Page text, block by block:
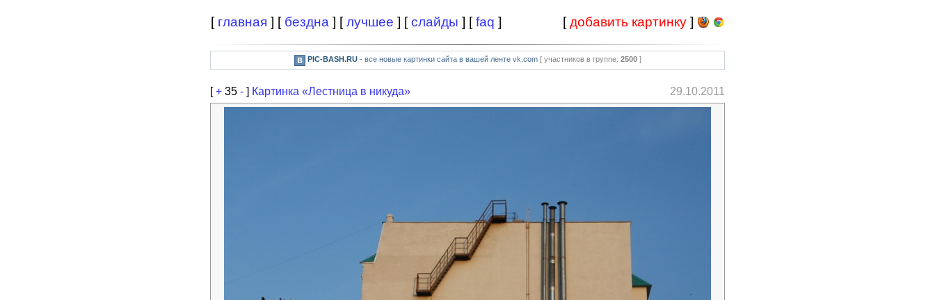
[ главная ] [ бездна ] [лучшее ] [слайды ] [faq ] [добавить картинку ]
PIC-BASH.RU- все новые картинки сайта в вашей ленте vk.com [ участников в группе: 2500]
[+ 35 - ] Картинка «Лестница в никуда» 29.10.2011